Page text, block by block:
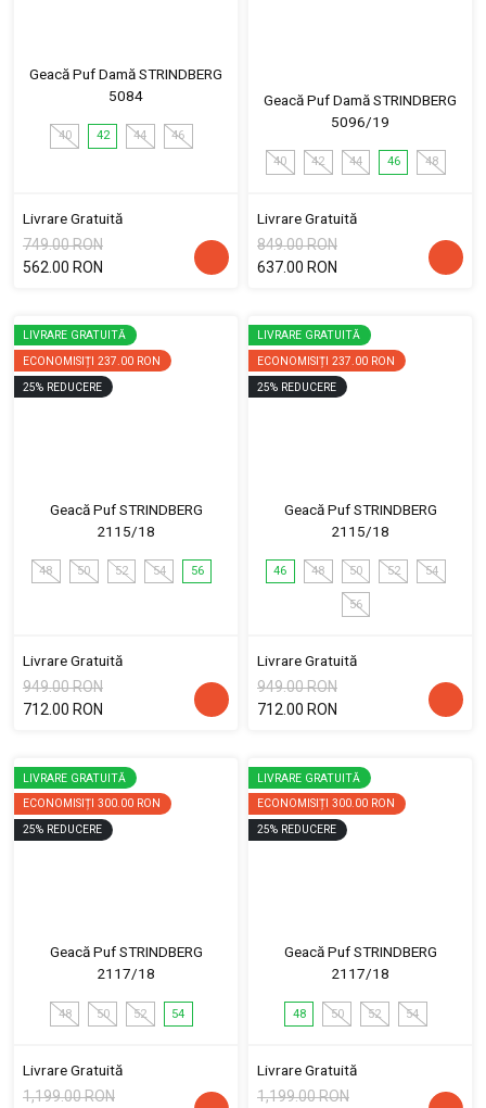
Geacă Puf Damă STRINDBERG
5084
40 42 44 46
Livrare Gratuită
749.00 RON
562.00 RON
Geacă Puf Damă STRINDBERG
5096/19
40 42 44 46 48
Livrare Gratuită
849.00 RON
637.00 RON
LIVRARE GRATUITĂ
ECONOMISIȚI 237.00 RON
25% REDUCERE
Geacă Puf STRINDBERG
2115/18
48 50 52 54 56
Livrare Gratuită
949.00 RON
712.00 RON
LIVRARE GRATUITĂ
ECONOMISIȚI 237.00 RON
25% REDUCERE
Geacă Puf STRINDBERG
2115/18
46 48 50 52 54
56
Livrare Gratuită
949.00 RON
712.00 RON
LIVRARE GRATUITĂ
ECONOMISIȚI 300.00 RON
25% REDUCERE
Geacă Puf STRINDBERG
2117/18
48 50 52 54
Livrare Gratuită
1,199.00 RON
LIVRARE GRATUITĂ
ECONOMISIȚI 300.00 RON
25% REDUCERE
Geacă Puf STRINDBERG
2117/18
48 50 52 54
Livrare Gratuită
1,199.00 RON